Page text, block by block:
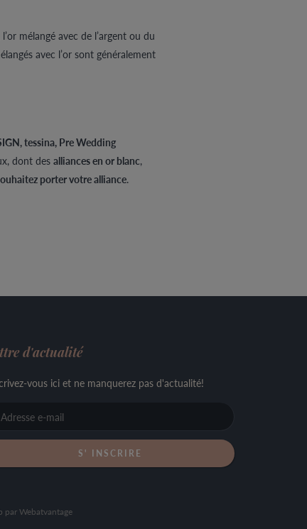
mélangé avec de l’argent ou du
avec l’or sont généralement
tessina, Pre Wedding
dont des alliances en or blanc,
porter votre alliance.
d'actualité
vous ici et ne manquerez pas d'actualité!
mail
parWebatvantage